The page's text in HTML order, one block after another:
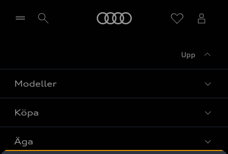
Upp
Modeller
Alla modeller
Elbilar
Köpa
Privaterbjudanden
Äga